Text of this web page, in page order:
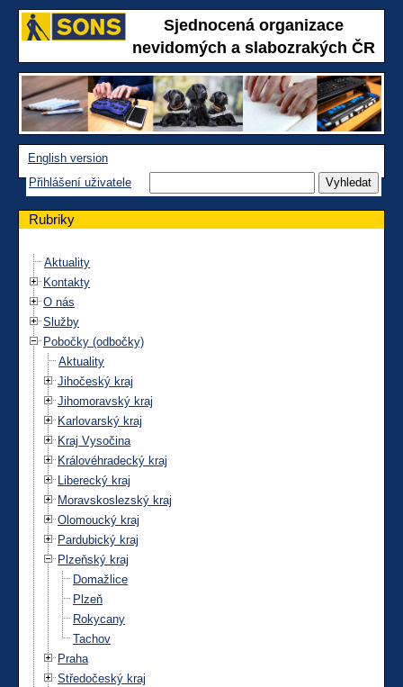
Sjednocená organizace
nevidomých a slabozrakých ČR
English version
Přihlášení uživatele
Rubriky
Aktuality
Kontakty
O nás
Služby
Pobočky (odbočky)
Aktuality
Jihočeský kraj
Jihomoravský kraj
Karlovarský kraj
Kraj Vysočina
Královéhradecký kraj
Liberecký kraj
Moravskoslezský kraj
Olomoucký kraj
Pardubický kraj
Plzeňský kraj
Domažlice
Plzeň
Rokycany
Tachov
Praha
Středočeský kraj